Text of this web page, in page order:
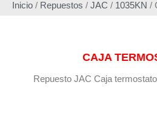
Inicio / Repuestos / JAC / 1035KN /
CAJA
Repuesto JAC Caja